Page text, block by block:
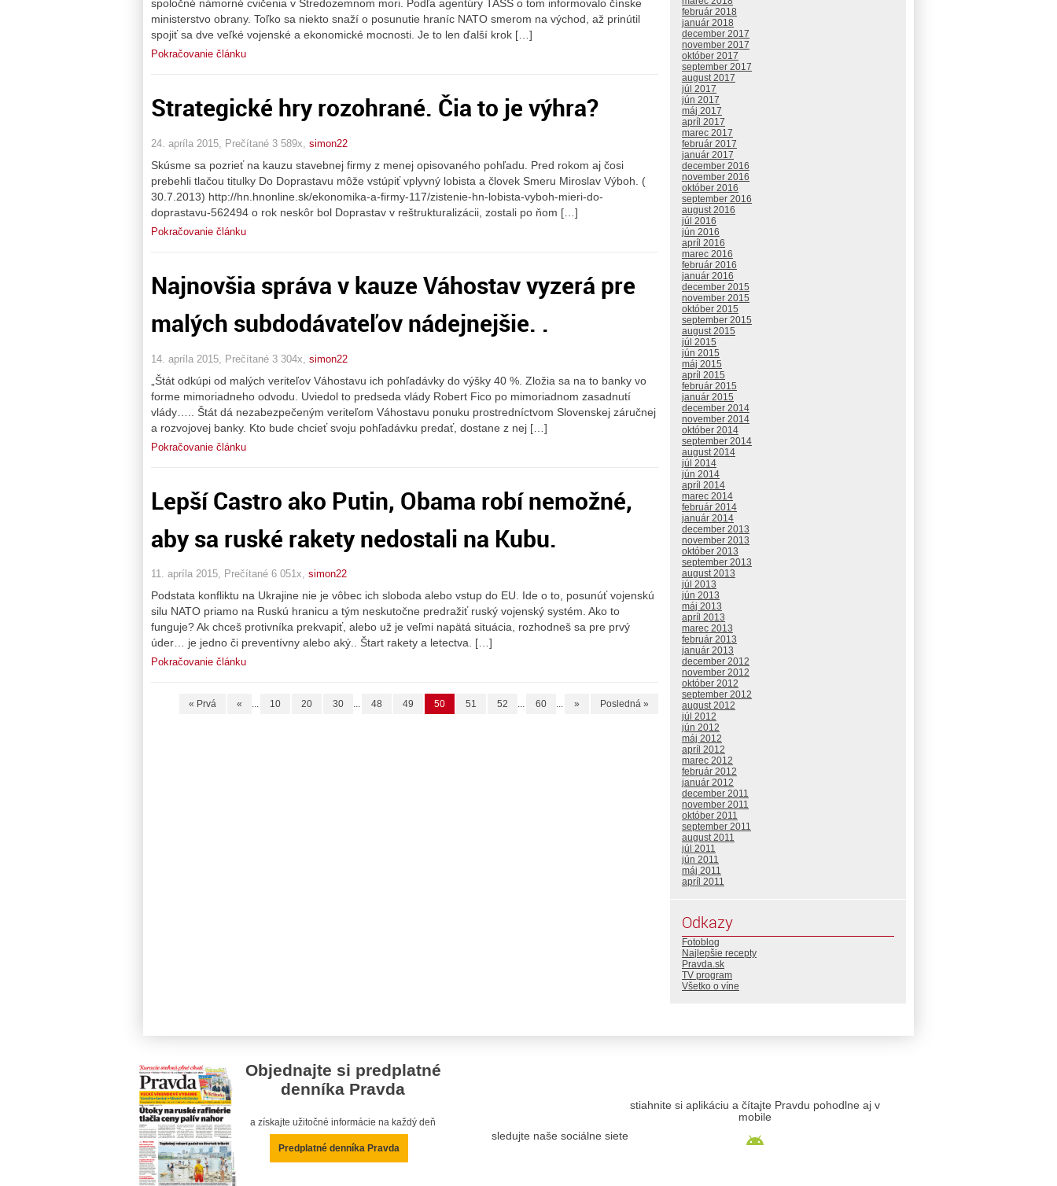
spoločné námorné cvičenia v Stredozemnom mori. Podľa agentúry TASS o tom informovalo čínske
ministerstvo obrany. Toľko sa niekto snaží o posunutie hraníc NATO smerom na východ, až prinútil
spojiť sa dve veľké vojenské a ekonomické mocnosti. Je to len ďalší krok […]
Pokračovanie článku
Strategické hry rozohrané. Čia to je výhra?
24. apríla 2015, Prečítané 3 589x, simon22
Skúsme sa pozrieť na kauzu stavebnej firmy z menej opisovaného pohľadu. Pred rokom aj čosi
prebehli tlačou titulky Do Doprastavu môže vstúpiť vplyvný lobista a človek Smeru Miroslav Výboh. (
30.7.2013) http://hn.hnonline.sk/ekonomika-a-firmy-117/zistenie-hn-lobista-vyboh-mieri-do-
doprastavu-562494 o rok neskôr bol Doprastav v reštrukturalizácii, zostali po ňom […]
Pokračovanie článku
Najnovšia správa v kauze Váhostav vyzerá pre
malých subdodávateľov nádejnejšie. .
14. apríla 2015, Prečítané 3 304x, simon22
„Štát odkúpi od malých veriteľov Váhostavu ich pohľadávky do výšky 40 %. Zložia sa na to banky vo
forme mimoriadneho odvodu. Uviedol to predseda vlády Robert Fico po mimoriadnom zasadnutí
vlády….. Štát dá nezabezpečeným veriteľom Váhostavu ponuku prostredníctvom Slovenskej záručnej
a rozvojovej banky. Kto bude chcieť svoju pohľadávku predať, dostane z nej […]
Pokračovanie článku
Lepší Castro ako Putin, Obama robí nemožné,
aby sa ruské rakety nedostali na Kubu.
11. apríla 2015, Prečítané 6 051x, simon22
Podstata konfliktu na Ukrajine nie je vôbec ich sloboda alebo vstup do EU. Ide o to, posunúť vojenskú
silu NATO priamo na Ruskú hranicu a tým neskutočne predražiť ruský vojenský systém. Ako to
funguje? Ak chceš protivníka prekvapiť, alebo už je veľmi napätá situácia, rozhodneš sa pre prvý
úder… je jedno či preventívny alebo aký.. Štart rakety a letectva. […]
Pokračovanie článku
« Prvá « ... 10 20 30 ... 48 49 50 51 52 ... 60 ... » Posledná »
február 2018
január 2018
december 2017
november 2017
október 2017
september 2017
august 2017
júl 2017
jún 2017
máj 2017
apríl 2017
marec 2017
február 2017
január 2017
december 2016
november 2016
október 2016
september 2016
august 2016
júl 2016
jún 2016
apríl 2016
marec 2016
február 2016
január 2016
december 2015
november 2015
október 2015
september 2015
august 2015
júl 2015
jún 2015
máj 2015
apríl 2015
február 2015
január 2015
december 2014
november 2014
október 2014
september 2014
august 2014
júl 2014
jún 2014
apríl 2014
marec 2014
február 2014
január 2014
december 2013
november 2013
október 2013
september 2013
august 2013
júl 2013
jún 2013
máj 2013
apríl 2013
marec 2013
február 2013
január 2013
december 2012
november 2012
október 2012
september 2012
august 2012
júl 2012
jún 2012
máj 2012
apríl 2012
marec 2012
február 2012
január 2012
december 2011
november 2011
október 2011
september 2011
august 2011
júl 2011
jún 2011
máj 2011
apríl 2011
Odkazy
Fotoblog
Najlepšie recepty
Pravda.sk
TV program
Všetko o víne
Objednajte si predplatné
denníka Pravda
a získajte užitočné informácie na každý deň
Predplatné denníka Pravda
sledujte naše sociálne siete
stiahnite si aplikáciu a čítajte Pravdu pohodlne aj v
mobile